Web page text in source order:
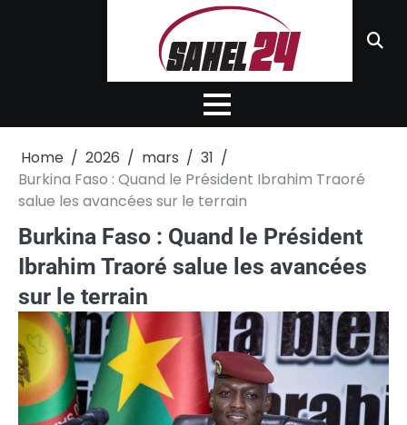
Home 2026 mars
31
Burkina Faso : Quand le Président Ibrahim Traoré
salue les avancées sur le terrain
Burkina Faso : Quand le Président
Ibrahim Traoré salue les avancées
sur le terrain